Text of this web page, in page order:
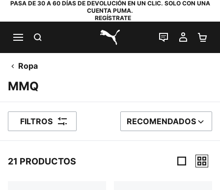
PASA DE 30 A 60 DÍAS DE DEVOLUCIÓN EN UN CLIC. SOLO CON UNA
CUENTA PUMA.
REGÍSTRATE
PUMA.com
CHAT EN
MI
Ropa
MMQ
FILTROS ORDENAR POR
RECOMENDADOS
21 PRODUCTOS